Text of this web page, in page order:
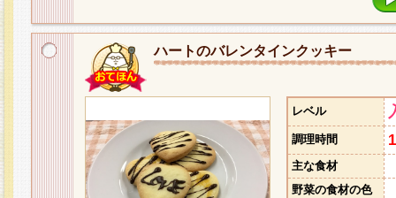
ハートのバレンタインクッキー
レベル
調理時間
主な食材
野菜の食材の色